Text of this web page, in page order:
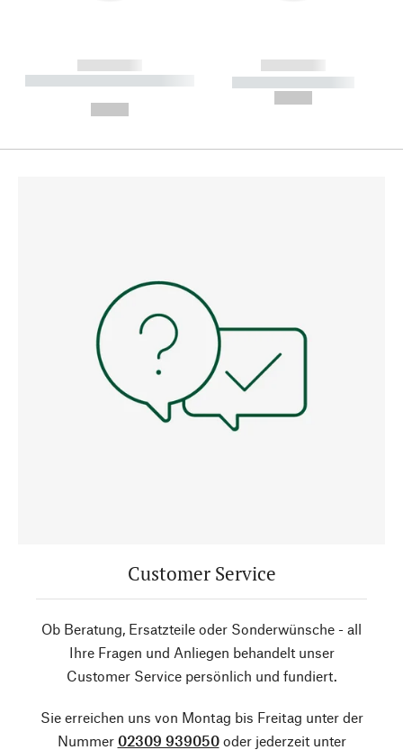
------------
----------- ----------- --------
------------
----------- -----------
Customer Service
Ob Beratung, Ersatzteile oder Sonderwünsche - all
Ihre Fragen und Anliegen behandelt unser
Customer Service persönlich und fundiert.
Sie erreichen uns von Montag bis Freitag unter der
Nummer 02309 939050oder jederzeit unter